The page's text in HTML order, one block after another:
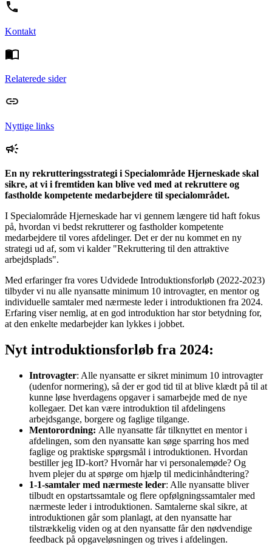
Kontakt
Relaterede sider
Nyttige links
En ny rekrutteringsstrategi i Specialområde Hjerneskade skal
sikre, at vi i fremtiden kan blive ved med at rekruttere og
fastholde kompetente medarbejdere til specialområdet.
I Specialområde Hjerneskade har vi gennem længere tid haft fokus
på, hvordan vi bedst rekrutterer og fastholder kompetente
medarbejdere til vores afdelinger. Det er der nu kommet en ny
strategi ud af, som vi kalder "Rekruttering til den attraktive
arbejdsplads".
Med erfaringer fra vores Udvidede Introduktionsforløb (2022-2023)
tilbyder vi nu alle nyansatte minimum 10 introvagter, en mentor og
individuelle samtaler med nærmeste leder i introduktionen fra 2024.
Erfaring viser nemlig, at en god introduktion har stor betydning for,
at den enkelte medarbejder kan lykkes i jobbet.
Nyt introduktionsforløb fra 2024:
Introvagter: Alle nyansatte er sikret minimum 10 introvagter
(udenfor normering), så der er god tid til at blive klædt på til at
kunne løse hverdagens opgaver i samarbejde med de nye
kollegaer. Det kan være introduktion til afdelingens
arbejdsgange, borgere og faglige tilgange.
Mentorordning: Alle nyansatte får tilknyttet en mentor i
afdelingen, som den nyansatte kan søge sparring hos med
faglige og praktiske spørgsmål i introduktionen. Hvordan
bestiller jeg ID-kort? Hvornår har vi personalemøde? Og
hvem plejer du at spørge om hjælp til medicinhåndtering?
1-1-samtaler med nærmeste leder: Alle nyansatte bliver
tilbudt en opstartssamtale og flere opfølgningssamtaler med
nærmeste leder i introduktionen. Samtalerne skal sikre, at
introduktionen går som planlagt, at den nyansatte har
tilstrækkelig viden og at den nyansatte får den nødvendige
feedback på opgaveløsningen og trives i afdelingen.